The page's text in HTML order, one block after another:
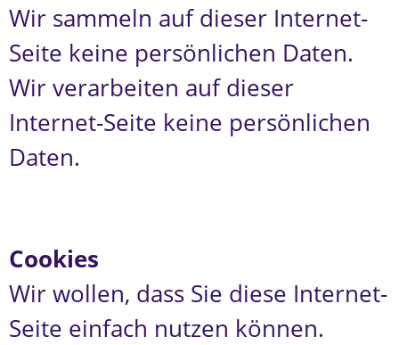
Wir sammeln auf dieser Internet-
Seite keine persönlichen Daten.
Wir verarbeiten auf dieser
Internet-Seite keine persönlichen
Daten.
Cookies
Wir wollen, dass Sie diese Internet-
Seite einfach nutzen können.